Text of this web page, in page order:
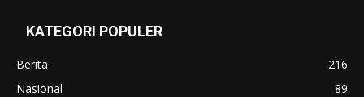
KATEGORI POPULER
Berita
216
Nasional
89